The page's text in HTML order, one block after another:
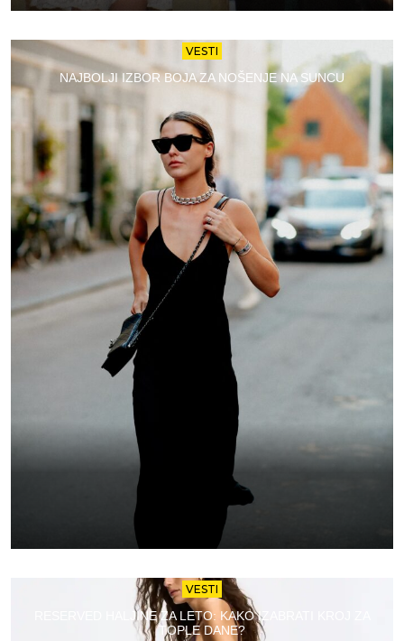
VESTI
NAJBOLJI IZBOR BOJA ZA NOŠENJE NA SUNCU
VESTI
RESERVED HALJINE ZA LETO: KAKO IZABRATI KROJ ZA
TOPLE DANE?